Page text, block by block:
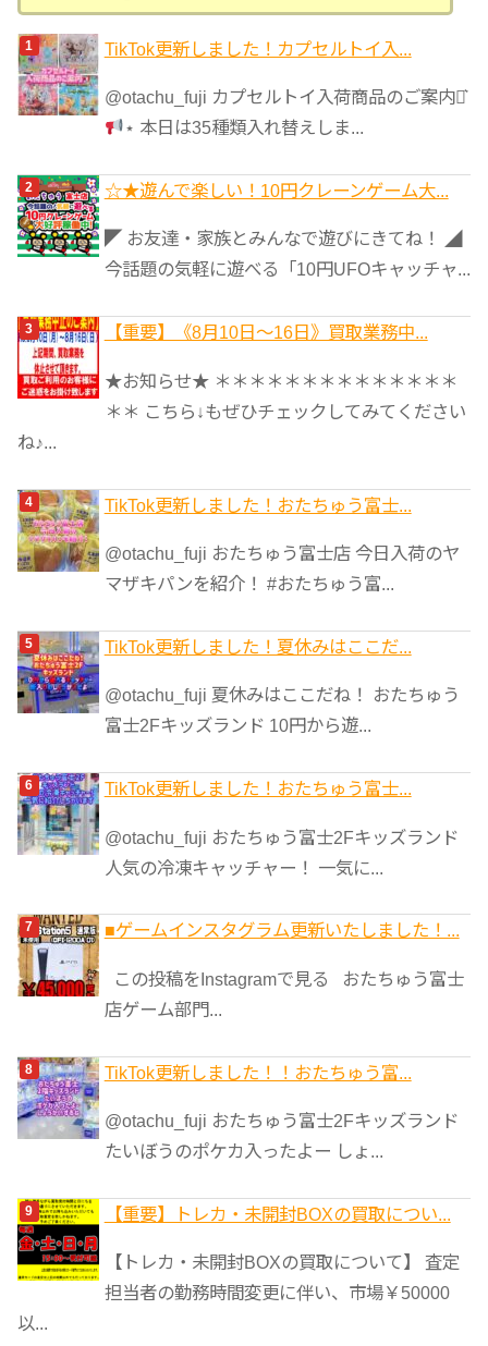
テ
ゴ
リ
ー
TikTok更新しました！カプセルトイ入...
@otachu_fuji カプセルトイ入荷商品のご案内⋆͛
⋆ 本日は35種類入れ替えしま...
☆★遊んで楽しい！10円クレーンゲーム大...
◤ お友達・家族とみんなで遊びにきてね！ ◢
今話題の気軽に遊べる「10円UFOキャッチャ...
【重要】《8月10日～16日》買取業務中...
★お知らせ★ ＊＊＊＊＊＊＊＊＊＊＊＊＊＊
＊＊ こちら↓もぜひチェックしてみてください
ね♪...
TikTok更新しました！おたちゅう富士...
@otachu_fuji おたちゅう富士店 今日入荷のヤ
マザキパンを紹介！ #おたちゅう富...
TikTok更新しました！夏休みはここだ...
@otachu_fuji 夏休みはここだね！ おたちゅう
富士2Fキッズランド 10円から遊...
TikTok更新しました！おたちゅう富士...
@otachu_fuji おたちゅう富士2Fキッズランド
人気の冷凍キャッチャー！ 一気に...
■ゲームインスタグラム更新いたしました！...
この投稿をInstagramで見る おたちゅう富士
店ゲーム部門...
TikTok更新しました！！おたちゅう富...
@otachu_fuji おたちゅう富士2Fキッズランド
たいぼうのポケカ入ったよー しょ...
【重要】トレカ・未開封BOXの買取につい...
【トレカ・未開封BOXの買取について】 査定
担当者の勤務時間変更に伴い、市場￥50000
以...